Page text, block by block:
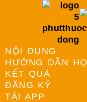
NỘI DUNG
HƯỚNG DẪN
KẾT QUẢ
ĐĂNG KÝ
TẢI APP